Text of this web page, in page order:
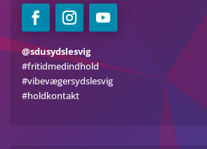
@sdusydslesvig
#fritidmedindhold
#vibevægersydslesvig
#holdkontakt